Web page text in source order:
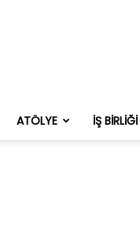
ATÖLYE İŞ BIRLIĞI